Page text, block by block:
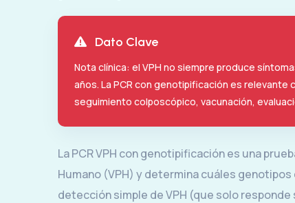
Dato Clave
Nota clínica: el VPH no siempre produce
años. La PCR con genotipificación es relevante
seguimiento colposcópico, vacunación,
La PCR VPH con genotipificación es una
Humano (VPH) y determina cuáles
detección simple de VPH (que solo